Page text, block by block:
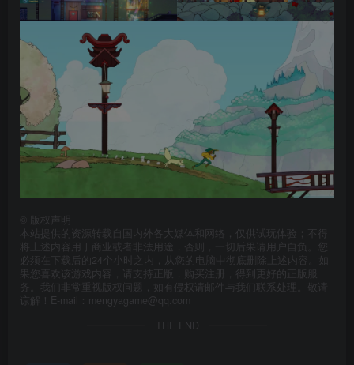
版权声明
本站提供的资源转载自国内外各大媒体和网络，仅供试玩体验；不得
将上述内容用于商业或者非法用途，否则，一切后果请用户自负。您
必须在下载后的24个小时之内，从您的电脑中彻底删除上述内容。如
果您喜欢该游戏内容，请支持正版，购买注册，得到更好的正版服
务。我们非常重视版权问题，如有侵权请邮件与我们联系处理。敬请
谅解！E-mail：mengyagame@qq.com
THE END